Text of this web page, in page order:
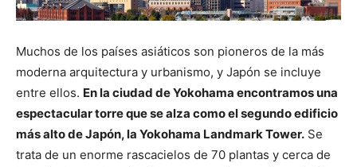
Muchos de los países asiáticos son pioneros de la más
moderna arquitectura y urbanismo, y Japón se incluye
entre ellos. En la ciudad de Yokohama encontramos una
espectacular torre que se alza como el segundo edificio
más alto de Japón, la Yokohama Landmark Tower. Se
trata de un enorme rascacielos de 70 plantas y cerca de